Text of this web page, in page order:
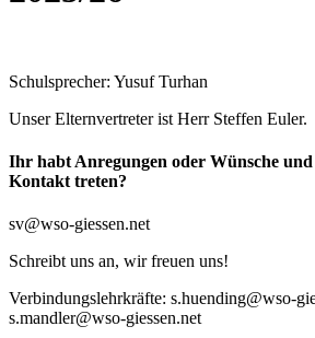
Schulsprecher: Yusuf Turhan
Unser Elternvertreter ist Herr Steffen Euler.
Ihr habt Anregungen oder Wünsche
Kontakt treten?
sv@wso-giessen.net
Schreibt uns an, wir freuen uns!
Verbindungslehrkräfte: s.huending@wso-
s.mandler@wso-giessen.net